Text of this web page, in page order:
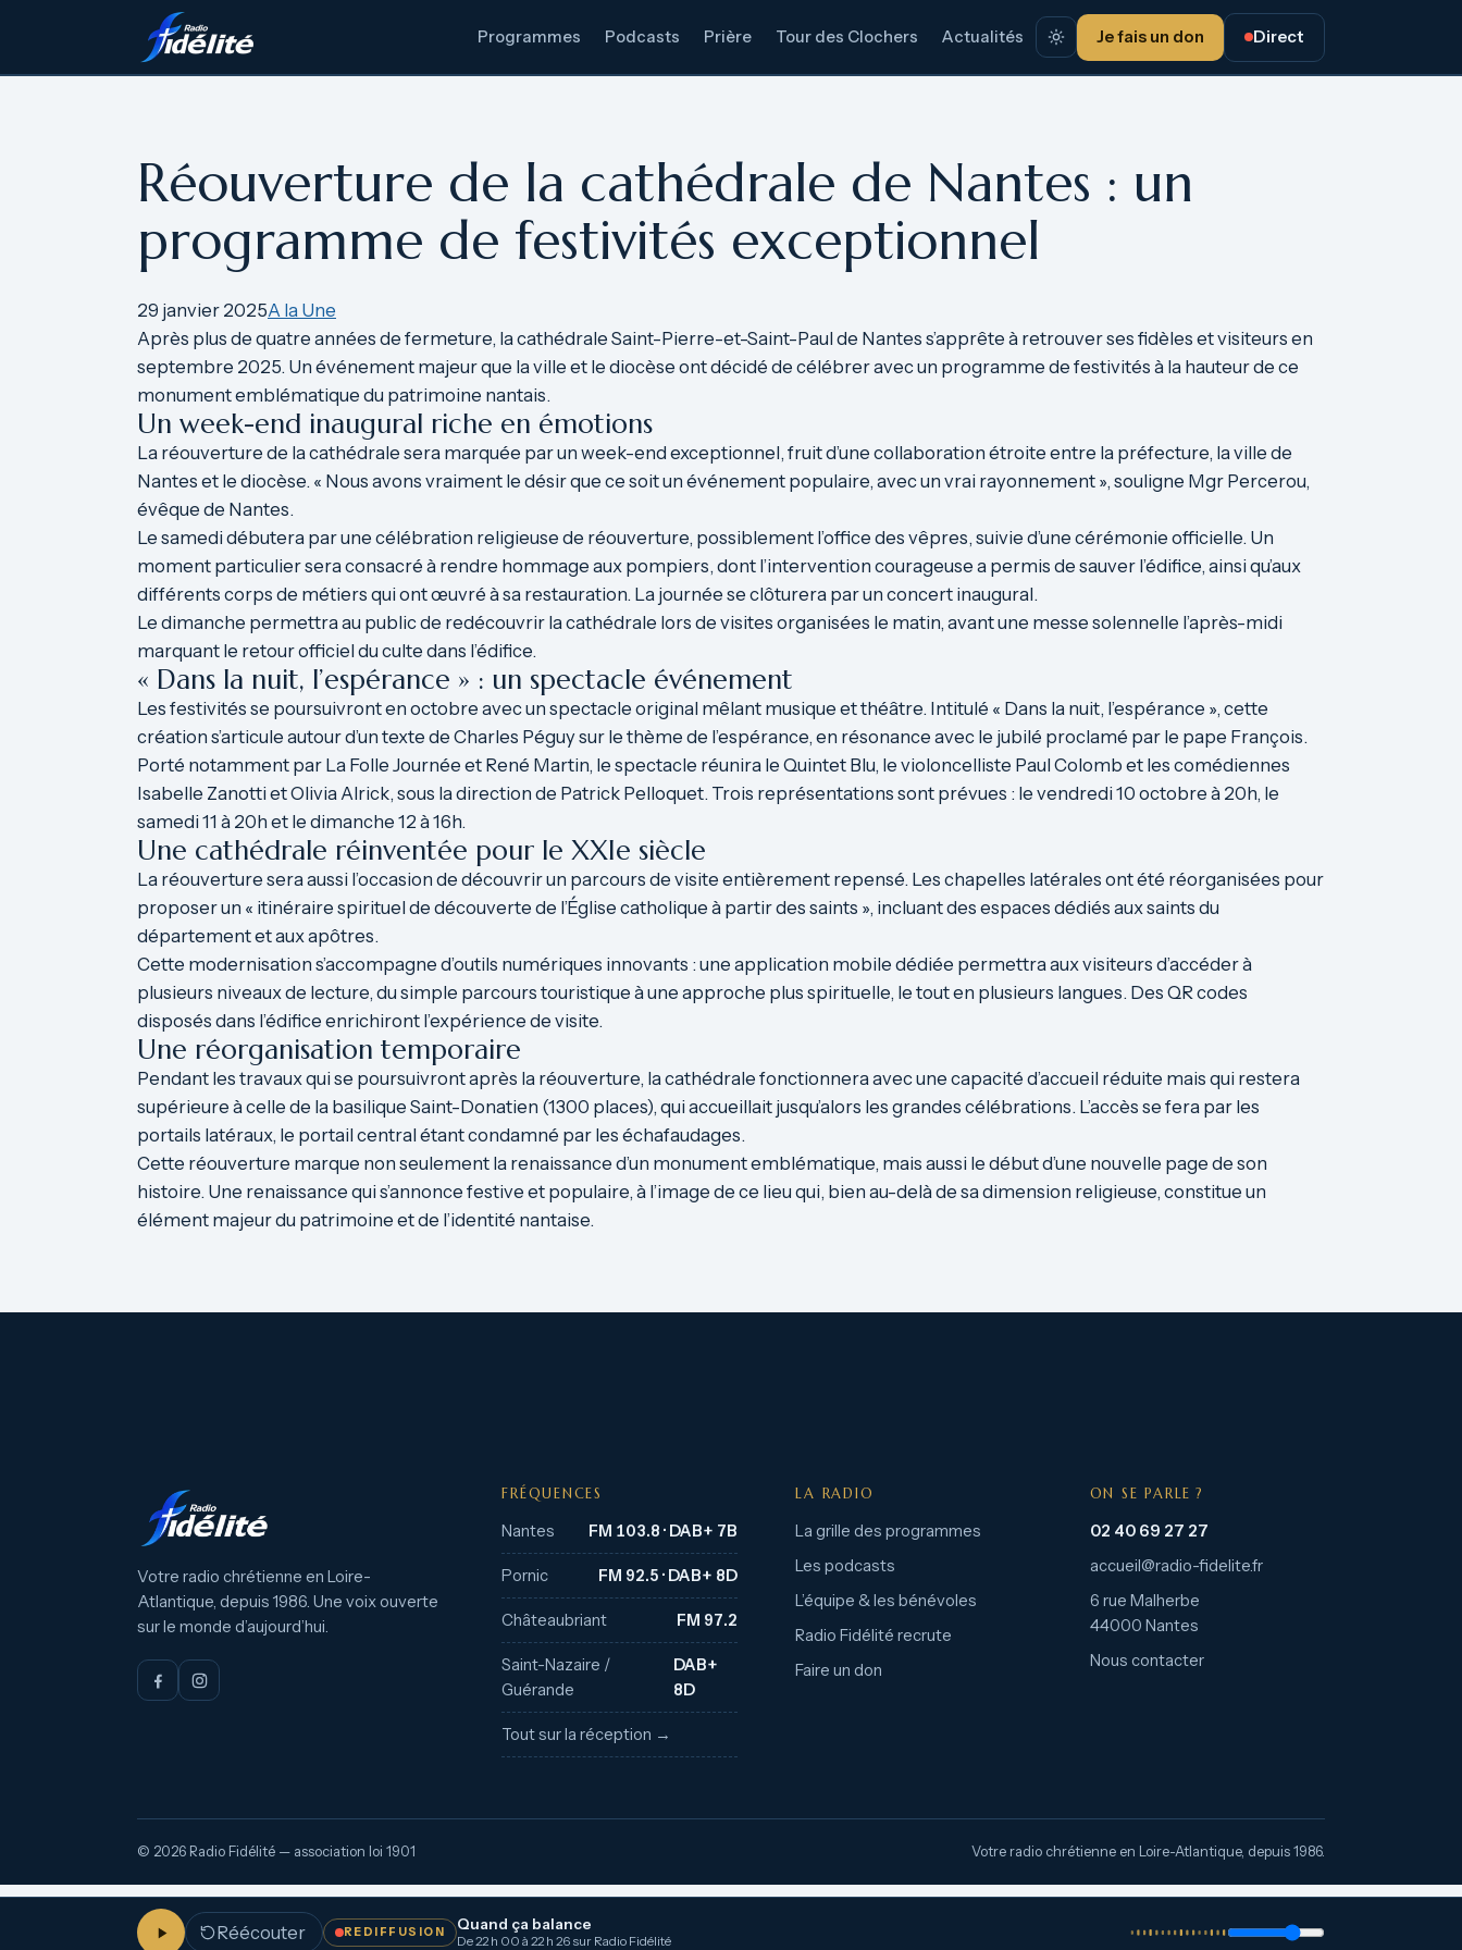
contenu
Programmes Podcasts Prière Tour des Clochers Actualités Je fais un don Direct
Réouverture de la cathédrale de Nantes : un
programme de festivités exceptionnel
29 janvier 2025A la Une
Après plus de quatre années de fermeture, la cathédrale Saint-Pierre-et-Saint-Paul de Nantes s’apprête à retrouver ses fidèles et visiteurs en
septembre 2025. Un événement majeur que la ville et le diocèse ont décidé de célébrer avec un programme de festivités à la hauteur de ce
monument emblématique du patrimoine nantais.
Un week-end inaugural riche en émotions
La réouverture de la cathédrale sera marquée par un week-end exceptionnel, fruit d’une collaboration étroite entre la préfecture, la ville de
Nantes et le diocèse. « Nous avons vraiment le désir que ce soit un événement populaire, avec un vrai rayonnement », souligne Mgr Percerou,
évêque de Nantes.
Le samedi débutera par une célébration religieuse de réouverture, possiblement l’office des vêpres, suivie d’une cérémonie officielle. Un
moment particulier sera consacré à rendre hommage aux pompiers, dont l’intervention courageuse a permis de sauver l’édifice, ainsi qu’aux
différents corps de métiers qui ont œuvré à sa restauration. La journée se clôturera par un concert inaugural.
Le dimanche permettra au public de redécouvrir la cathédrale lors de visites organisées le matin, avant une messe solennelle l’après-midi
marquant le retour officiel du culte dans l’édifice.
« Dans la nuit, l’espérance » : un spectacle événement
Les festivités se poursuivront en octobre avec un spectacle original mêlant musique et théâtre. Intitulé « Dans la nuit, l’espérance », cette
création s’articule autour d’un texte de Charles Péguy sur le thème de l’espérance, en résonance avec le jubilé proclamé par le pape François.
Porté notamment par La Folle Journée et René Martin, le spectacle réunira le Quintet Blu, le violoncelliste Paul Colomb et les comédiennes
Isabelle Zanotti et Olivia Alrick, sous la direction de Patrick Pelloquet. Trois représentations sont prévues : le vendredi 10 octobre à 20h, le
samedi 11 à 20h et le dimanche 12 à 16h.
Une cathédrale réinventée pour le XXIe siècle
La réouverture sera aussi l’occasion de découvrir un parcours de visite entièrement repensé. Les chapelles latérales ont été réorganisées pour
proposer un « itinéraire spirituel de découverte de l’Église catholique à partir des saints », incluant des espaces dédiés aux saints du
département et aux apôtres.
Cette modernisation s’accompagne d’outils numériques innovants : une application mobile dédiée permettra aux visiteurs d’accéder à
plusieurs niveaux de lecture, du simple parcours touristique à une approche plus spirituelle, le tout en plusieurs langues. Des QR codes
disposés dans l’édifice enrichiront l’expérience de visite.
Une réorganisation temporaire
Pendant les travaux qui se poursuivront après la réouverture, la cathédrale fonctionnera avec une capacité d’accueil réduite mais qui restera
supérieure à celle de la basilique Saint-Donatien (1300 places), qui accueillait jusqu’alors les grandes célébrations. L’accès se fera par les
portails latéraux, le portail central étant condamné par les échafaudages.
Cette réouverture marque non seulement la renaissance d’un monument emblématique, mais aussi le début d’une nouvelle page de son
histoire. Une renaissance qui s’annonce festive et populaire, à l’image de ce lieu qui, bien au-delà de sa dimension religieuse, constitue un
élément majeur du patrimoine et de l’identité nantaise.
Votre radio chrétienne en Loire-
Atlantique, depuis 1986. Une voix ouverte
sur le monde d’aujourd’hui.
FRÉQUENCES
Nantes FM 103.8 · DAB+ 7B
Pornic FM 92.5 · DAB+ 8D
Châteaubriant FM 97.2
Saint-Nazaire /
Guérande
DAB+
8D
Tout sur la réception →
LA RADIO
La grille des programmes
Les podcasts
L’équipe & les bénévoles
Radio Fidélité recrute
Faire un don
ON SE PARLE ?
02 40 69 27 27
accueil@radio-fidelite.fr
6 rue Malherbe
44000 Nantes
Nous contacter
© 2026 Radio Fidélité — association loi 1901 Votre radio chrétienne en Loire-Atlantique, depuis 1986.
Réécouter REDIFFUSION Quand ça balance
De 22 h 00 à 22 h 26 sur Radio Fidélité